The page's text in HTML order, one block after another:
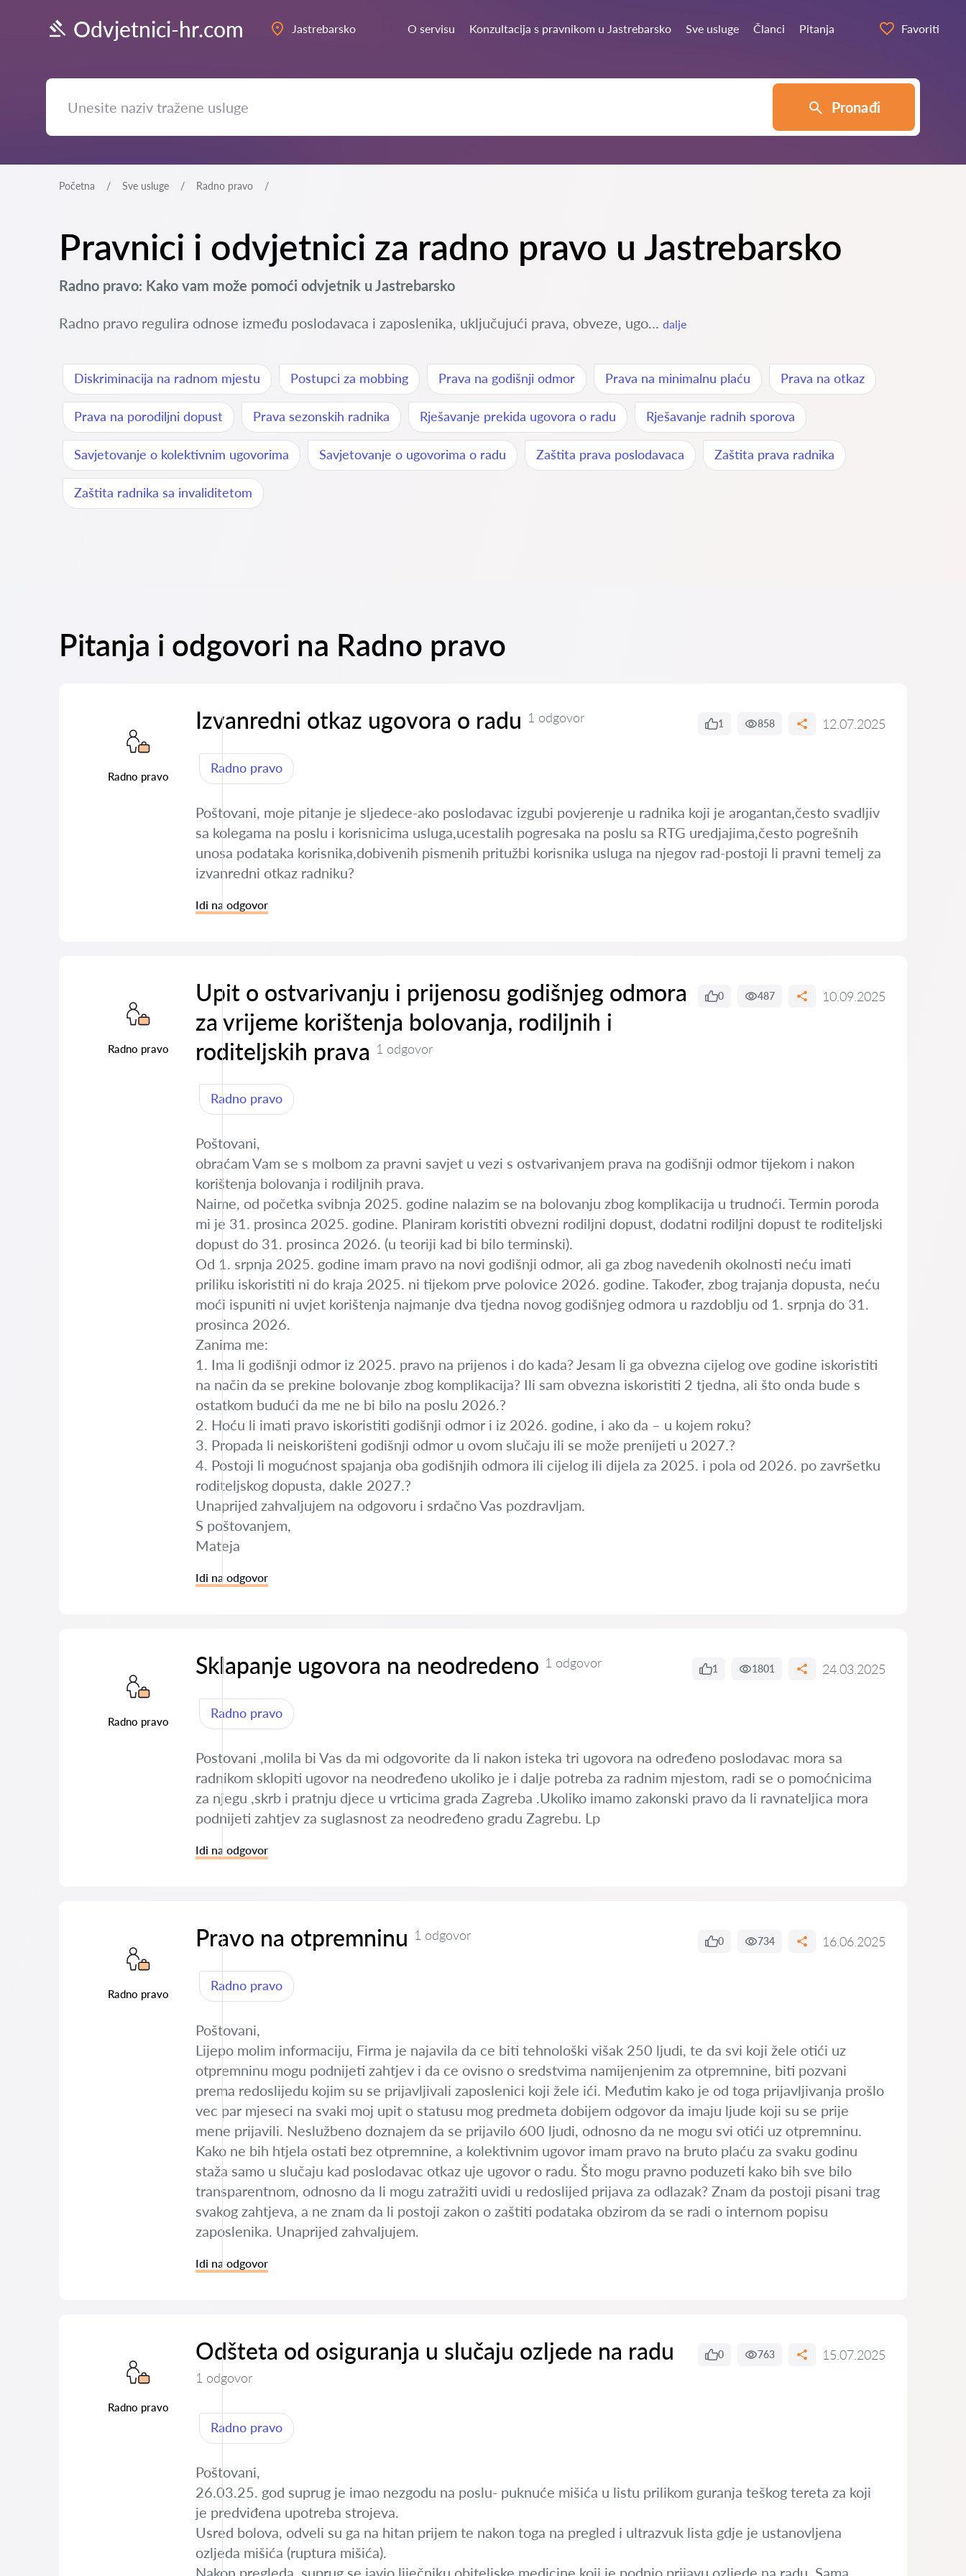
Odvjetnici-hr.com Jastrebarsko O servisu Konzultacija s pravnikom u Jastrebarsko Sve usluge Članci Pitanja Favoriti
Pronađi
Početna Sve usluge Radno pravo
Pravnici i odvjetnici za radno pravo u Jastrebarsko
Radno pravo: Kako vam može pomoći odvjetnik u Jastrebarsko
Radno pravo regulira odnose između poslodavaca i zaposlenika, uključujući prava, obveze, ugo... dalje
Diskriminacija na radnom mjestu Postupci za mobbing Prava na godišnji odmor Prava na minimalnu plaću Prava na otkaz
Prava na porodiljni dopust Prava sezonskih radnika Rješavanje prekida ugovora o radu Rješavanje radnih sporova
Savjetovanje o kolektivnim ugovorima Savjetovanje o ugovorima o radu Zaštita prava poslodavaca Zaštita prava radnika
Zaštita radnika sa invaliditetom
Pitanja i odgovori na Radno pravo
Radno pravo
Izvanredni otkaz ugovora o radu 1 odgovor 1 858 12.07.2025
Radno pravo
Poštovani, moje pitanje je sljedece-ako poslodavac izgubi povjerenje u radnika koji je arogantan,često svadljiv
sa kolegama na poslu i korisnicima usluga,ucestalih pogresaka na poslu sa RTG uredjajima,često pogrešnih
unosa podataka korisnika,dobivenih pismenih pritužbi korisnika usluga na njegov rad-postoji li pravni temelj za
izvanredni otkaz radniku?
Idi na odgovor
Radno pravo
Upit o ostvarivanju i prijenosu godišnjeg odmora
za vrijeme korištenja bolovanja, rodiljnih i
roditeljskih prava 1 odgovor
0 487 10.09.2025
Radno pravo
Poštovani,
obraćam Vam se s molbom za pravni savjet u vezi s ostvarivanjem prava na godišnji odmor tijekom i nakon
korištenja bolovanja i rodiljnih prava.
Naime, od početka svibnja 2025. godine nalazim se na bolovanju zbog komplikacija u trudnoći. Termin poroda
mi je 31. prosinca 2025. godine. Planiram koristiti obvezni rodiljni dopust, dodatni rodiljni dopust te roditeljski
dopust do 31. prosinca 2026. (u teoriji kad bi bilo terminski).
Od 1. srpnja 2025. godine imam pravo na novi godišnji odmor, ali ga zbog navedenih okolnosti neću imati
priliku iskoristiti ni do kraja 2025. ni tijekom prve polovice 2026. godine. Također, zbog trajanja dopusta, neću
moći ispuniti ni uvjet korištenja najmanje dva tjedna novog godišnjeg odmora u razdoblju od 1. srpnja do 31.
prosinca 2026.
Zanima me:
1. Ima li godišnji odmor iz 2025. pravo na prijenos i do kada? Jesam li ga obvezna cijelog ove godine iskoristiti
na način da se prekine bolovanje zbog komplikacija? Ili sam obvezna iskoristiti 2 tjedna, ali što onda bude s
ostatkom budući da me ne bi bilo na poslu 2026.?
2. Hoću li imati pravo iskoristiti godišnji odmor i iz 2026. godine, i ako da – u kojem roku?
3. Propada li neiskorišteni godišnji odmor u ovom slučaju ili se može prenijeti u 2027.?
4. Postoji li mogućnost spajanja oba godišnjih odmora ili cijelog ili dijela za 2025. i pola od 2026. po završetku
roditeljskog dopusta, dakle 2027.?
Unaprijed zahvaljujem na odgovoru i srdačno Vas pozdravljam.
S poštovanjem,
Mateja
Idi na odgovor
Radno pravo
Sklapanje ugovora na neodredeno 1 odgovor 1 1801 24.03.2025
Radno pravo
Postovani ,molila bi Vas da mi odgovorite da li nakon isteka tri ugovora na određeno poslodavac mora sa
radnikom sklopiti ugovor na neodređeno ukoliko je i dalje potreba za radnim mjestom, radi se o pomoćnicima
za njegu ,skrb i pratnju djece u vrticima grada Zagreba .Ukoliko imamo zakonski pravo da li ravnateljica mora
podnijeti zahtjev za suglasnost za neodređeno gradu Zagrebu. Lp
Idi na odgovor
Radno pravo
Pravo na otpremninu 1 odgovor 0 734 16.06.2025
Radno pravo
Poštovani,
Lijepo molim informaciju, Firma je najavila da ce biti tehnološki višak 250 ljudi, te da svi koji žele otići uz
otpremninu mogu podnijeti zahtjev i da ce ovisno o sredstvima namijenjenim za otpremnine, biti pozvani
prema redoslijedu kojim su se prijavljivali zaposlenici koji žele ići. Međutim kako je od toga prijavljivanja prošlo
vec par mjeseci na svaki moj upit o statusu mog predmeta dobijem odgovor da imaju ljude koji su se prije
mene prijavili. Neslužbeno doznajem da se prijavilo 600 ljudi, odnosno da ne mogu svi otići uz otpremninu.
Kako ne bih htjela ostati bez otpremnine, a kolektivnim ugovor imam pravo na bruto plaću za svaku godinu
staža samo u slučaju kad poslodavac otkaz uje ugovor o radu. Što mogu pravno poduzeti kako bih sve bilo
transparentnom, odnosno da li mogu zatražiti uvidi u redoslijed prijava za odlazak? Znam da postoji pisani trag
svakog zahtjeva, a ne znam da li postoji zakon o zaštiti podataka obzirom da se radi o internom popisu
zaposlenika. Unaprijed zahvaljujem.
Idi na odgovor
Radno pravo
Odšteta od osiguranja u slučaju ozljede na radu
1 odgovor
0 763 15.07.2025
Radno pravo
Poštovani,
26.03.25. god suprug je imao nezgodu na poslu- puknuće mišića u listu prilikom guranja teškog tereta za koji
je predviđena upotreba strojeva.
Usred bolova, odveli su ga na hitan prijem te nakon toga na pregled i ultrazvuk lista gdje je ustanovljena
ozljeda mišića (ruptura mišića).
Nakon pregleda, suprug se javio liječniku obiteljske medicine koji je podnio prijavu ozljede na radu. Sama